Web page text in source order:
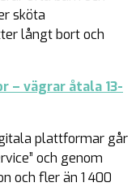
sköta
långt bort och
– vägrar åtala 13-
plattformar går
och genom
och fler än 1 400